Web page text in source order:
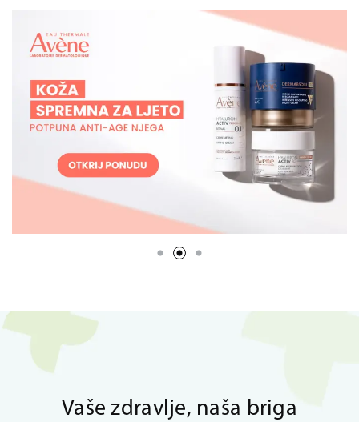
Vaše zdravlje, naša briga